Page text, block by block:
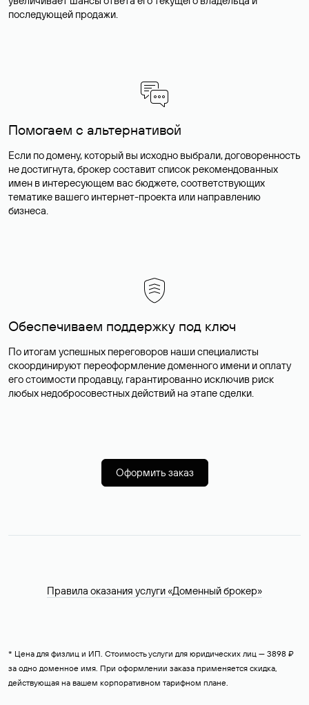
последующей продажи.
Помогаем с альтернативой
Если по домену, который вы исходно выбрали, договоренность
не достигнута, брокер составит список рекомендованных
имен в интересующем вас бюджете, соответствующих
тематике вашего интернет-проекта или направлению
бизнеса.
Обеспечиваем поддержку под ключ
По итогам успешных переговоров наши специалисты
скоординируют переоформление доменного имени и оплату
его стоимости продавцу, гарантированно исключив риск
любых недобросовестных действий на этапе сделки.
Оформить заказ
Правила оказания услуги «Доменный брокер»
* Цена для физлиц и ИП. Стоимость услуги для юридических лиц — 3898 ₽
за одно доменное имя. При оформлении заказа применяется скидка,
действующая на вашем корпоративном тарифном плане.